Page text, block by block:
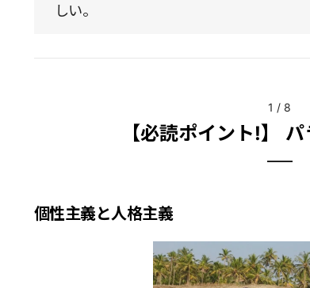
しい。
1 / 8
【必読ポイント!】
個性主義と人格主義